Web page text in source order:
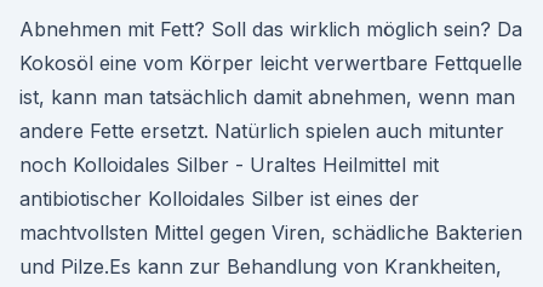
Abnehmen mit Fett? Soll das wirklich möglich sein? Da
Kokosöl eine vom Körper leicht verwertbare Fettquelle
ist, kann man tatsächlich damit abnehmen, wenn man
andere Fette ersetzt. Natürlich spielen auch mitunter
noch Kolloidales Silber - Uraltes Heilmittel mit
antibiotischer Kolloidales Silber ist eines der
machtvollsten Mittel gegen Viren, schädliche Bakterien
und Pilze.Es kann zur Behandlung von Krankheiten,